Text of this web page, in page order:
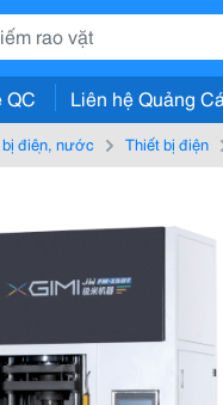
QC Liên hệ Quảng
điện, nước Thiết bị điện